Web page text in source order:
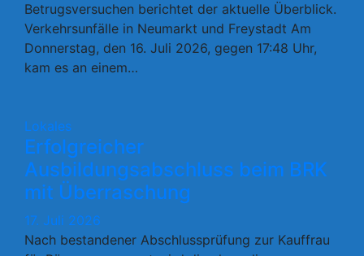
Betrugsversuchen berichtet der aktuelle Überblick.
Verkehrsunfälle in Neumarkt und Freystadt Am
Donnerstag, den 16. Juli 2026, gegen 17:48 Uhr,
kam es an einem…
Lokales
Erfolgreicher
Ausbildungsabschluss beim BRK
mit Überraschung
17. Juli 2026
Nach bestandener Abschlussprüfung zur Kauffrau